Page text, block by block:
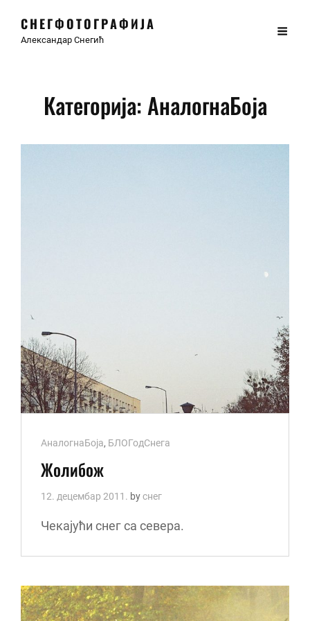
СНЕГФОТОГРАФИЈА
Александар Снегић
Категорија: АналогнаБоја
Cat
Links
АналогнаБоја, БЛОГодСнега
Жолибож
12. децембар 2011. byснег
Чекајући снег са севера.